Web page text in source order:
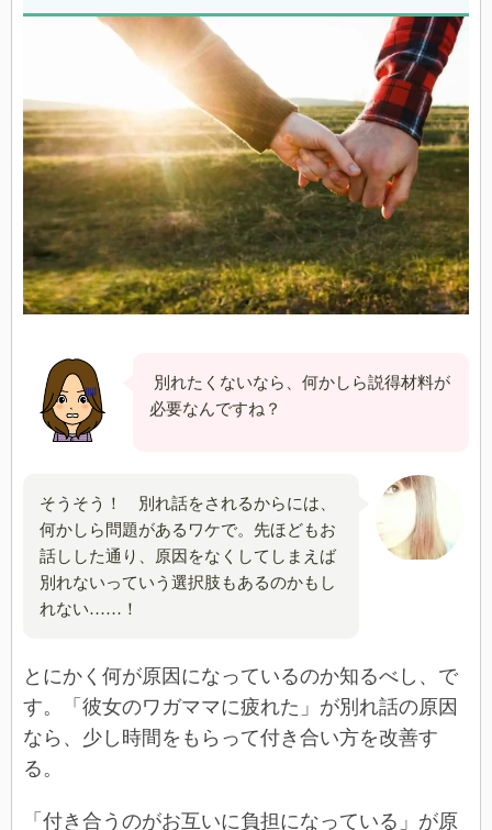
別れたくないなら、何かしら説得材料が
必要なんですね？
そうそう！ 別れ話をされるからには、
何かしら問題があるワケで。先ほどもお
話しした通り、原因をなくしてしまえば
別れないっていう選択肢もあるのかもし
れない……！
とにかく何が原因になっているのか知るべし、で
す。「彼女のワガママに疲れた」が別れ話の原因
なら、少し時間をもらって付き合い方を改善す
る。
「付き合うのがお互いに負担になっている」が原